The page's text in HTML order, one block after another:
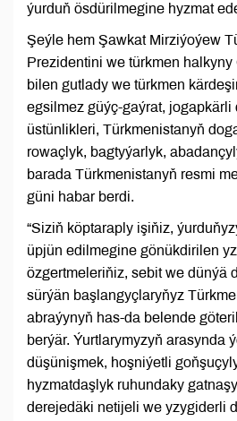
ýurduň ösdürilmegine hyzmat
Şeýle hem Şawkat Mirziýoýew
Prezidentini we türkmen halkyny
bilen gutlady we türkmen
egsilmez güýç-gaýrat,
üstünlikleri, Türkmenistanyň
rowaçlyk, bagtyýarlyk,
barada Türkmenistanyň resmi
güni habar berdi.
“Siziň köptaraply işiňiz,
üpjün edilmegine gönükdirilen
özgertmeleriňiz, sebit we dünýä
sürýän başlangyçlaryňyz
abraýynyň has-da belende
berýär. Ýurtlarymyzyň arasynda
düşünişmek, hoşniýetli
hyzmatdaşlyk ruhundaky
derejedäki netijeli we yzygiderli